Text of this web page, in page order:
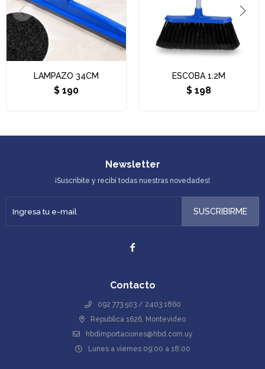
LAMPAZO 34CM
$ 190
ESCOBA 1.2M
$ 198
Contacto
092 773 503 / 2403 1860
Republica 1626, Montevideo
hbdimportaciones@hbd.com.uy
Lunes a viernes 09:00 a 18:00
Newsletter
¡Suscribite y recibí todas nuestras novedades!
SUSCRIBIRME
